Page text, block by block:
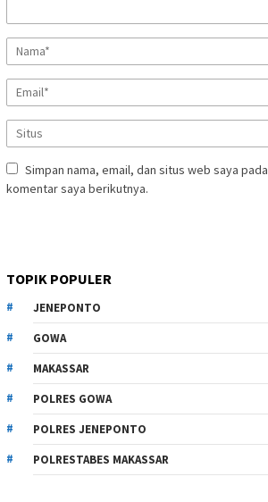
Simpan nama, email, dan situs web saya
komentar saya berikutnya.
TOPIK POPULER
JENEPONTO
GOWA
MAKASSAR
POLRES GOWA
POLRES JENEPONTO
POLRESTABES MAKASSAR